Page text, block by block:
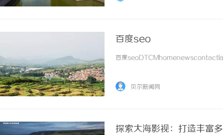
百度seo
百度
贝尔新闻网
探索大海影视：打造丰富